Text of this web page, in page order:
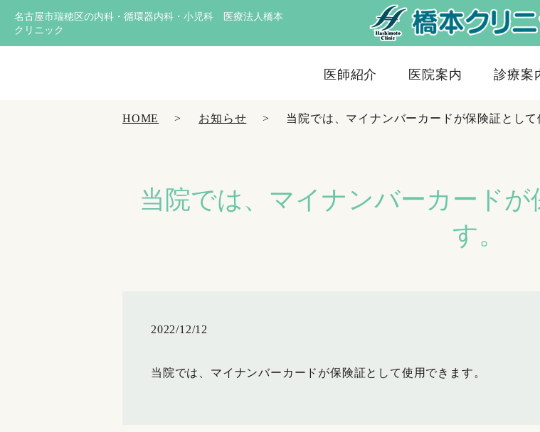
名古屋市瑞穂区の内科・循環器内科・小児科 医療法人橋本
クリニック
医師紹介 医院案内 診療案
HOME お知らせ 当院では、マイナンバーカードが保険証として
当院では、マイナンバーカードが
す。
2022/12/12
当院では、マイナンバーカードが保険証として使用できます。